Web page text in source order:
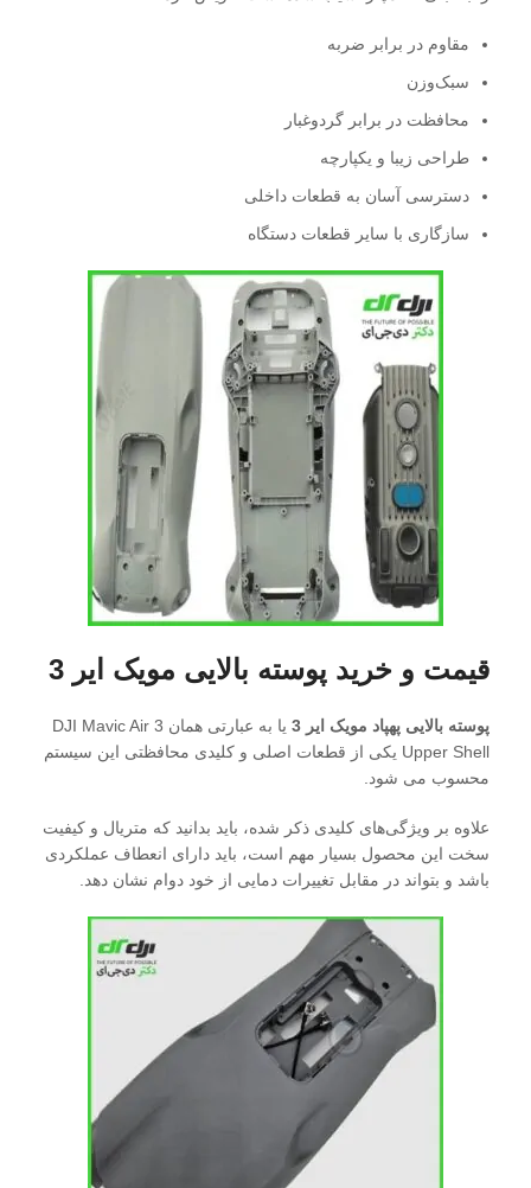
مقاوم در برابر ضربه
سبک‌وزن
محافظت در برابر گردوغبار
طراحی زیبا و یکپارچه
دسترسی آسان به قطعات داخلی
سازگاری با سایر قطعات دستگاه
قیمت و خرید پوسته بالایی مویک ایر 3
پوسته بالایی پهپاد مویک ایر 3
یا به عبارتی همان DJI Mavic Air 3
Upper Shell یکی از قطعات اصلی و کلیدی محافظتی این سیستم
محسوب می شود.
علاوه بر ویژگی‌های کلیدی ذکر شده، باید بدانید که متریال و کیفیت
سخت این محصول بسیار مهم است، باید دارای انعطاف عملکردی
باشد و بتواند در مقابل تغییرات دمایی از خود دوام نشان دهد.